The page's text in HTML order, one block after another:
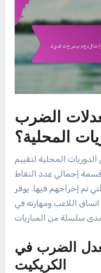
الضرب
المحلية؟
المحلية لتقييم
إجمالي عدد النقاط
تم إخراجهم فيها. يوفر
اللاعب ومهارته في
الضرب في
الكريكيت